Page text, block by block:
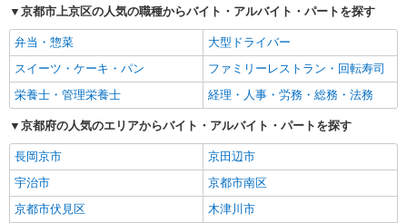
京都市上京区の人気の職種からバイト・アルバイト・パートを探す
弁当・惣菜
大型ドライバー
スイーツ・ケーキ・パン
ファミリーレストラン・回転寿司
栄養士・管理栄養士
経理・人事・労務・総務・法務
京都府の人気のエリアからバイト・アルバイト・パートを探す
長岡京市
京田辺市
宇治市
京都市南区
京都市伏見区
木津川市